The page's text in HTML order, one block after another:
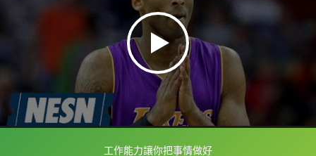
工作能力讓你把事情做好